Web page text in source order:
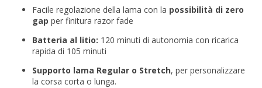
Facile regolazione della lama con la possibilità di zero
gap per finitura razor fade
Batteria al litio: 120 minuti di autonomia con ricarica
rapida di 105 minuti
Supporto lama Regular o Stretch, per personalizzare
la corsa corta o lunga.